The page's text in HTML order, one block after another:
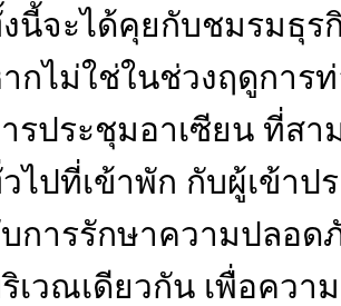
นี้จะได้คุยกับชมรมธุร
กไม่ใช่ในช่วงฤดูการ
รประชุมอาเซียน ที่สา
ไปที่เข้าพัก กับผู้เข้าป
การรักษาความปลอด
เวณเดียวกัน เพื่อควา